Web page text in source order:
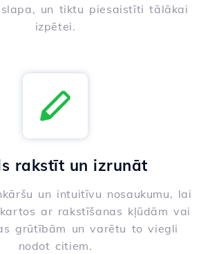
un tiktu piesaistīti tālākai
izpētei.
rakstīt un izrunāt
un intuitīvu nosaukumu, lai
ar rakstīšanas kļūdām vai
grūtībām un varētu to viegli
nodot citiem.